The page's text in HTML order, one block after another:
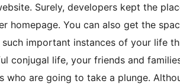
Surely, developers kept the
homepage. You can also get the
important instances of your life
conjugal life, your friends and
who are going to take a plunge.